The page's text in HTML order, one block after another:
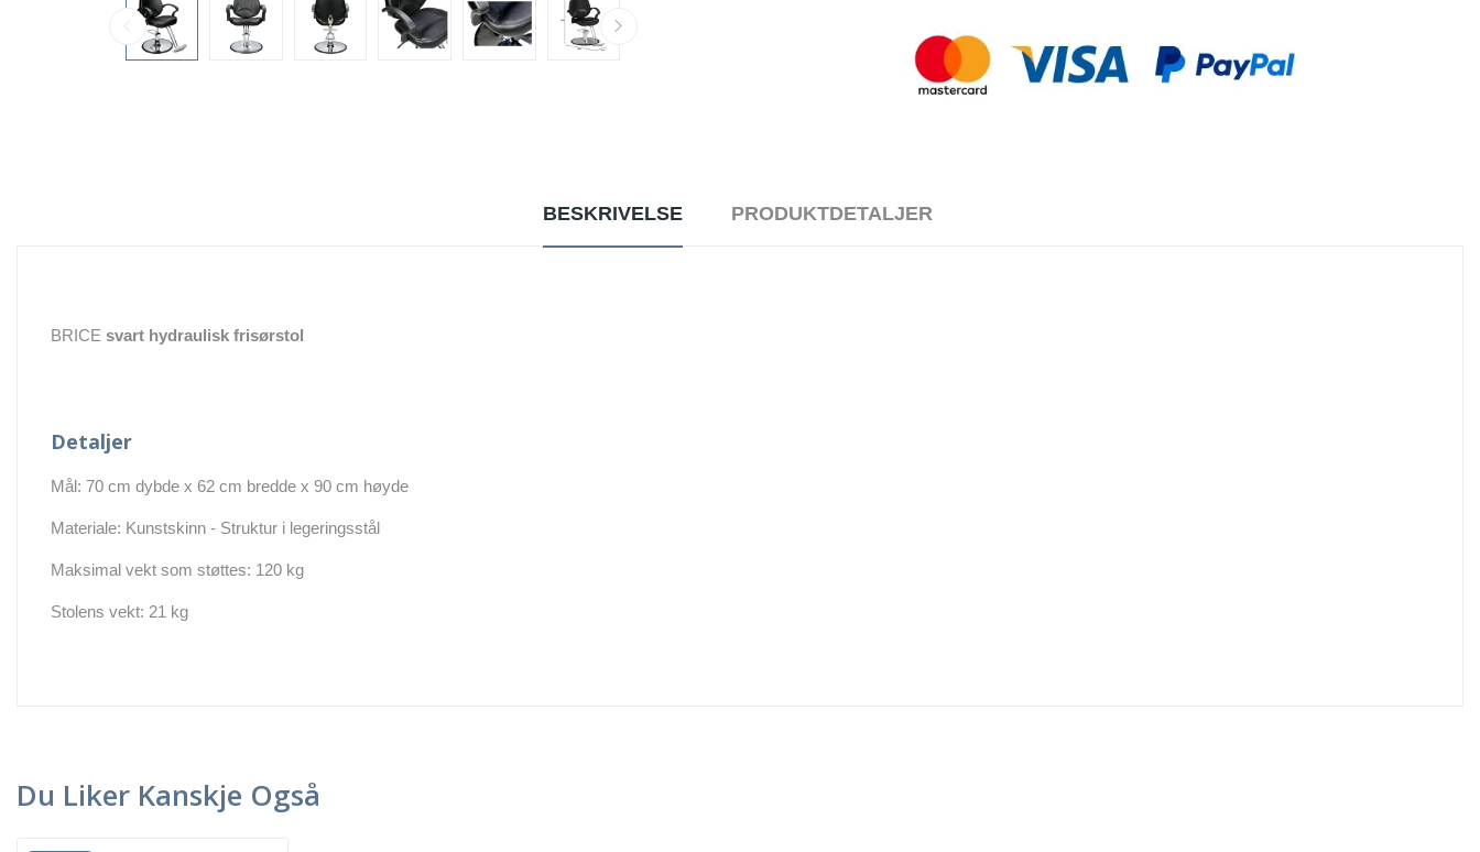
BESKRIVELSE PRODUKTDETALJER
BRICE svart hydraulisk frisørstol
Detaljer
Mål: 70 cm dybde x 62 cm bredde x 90 cm høyde
Materiale: Kunstskinn - Struktur i legeringsstål
Maksimal vekt som støttes: 120 kg
Stolens vekt: 21 kg
Du Liker Kanskje Også